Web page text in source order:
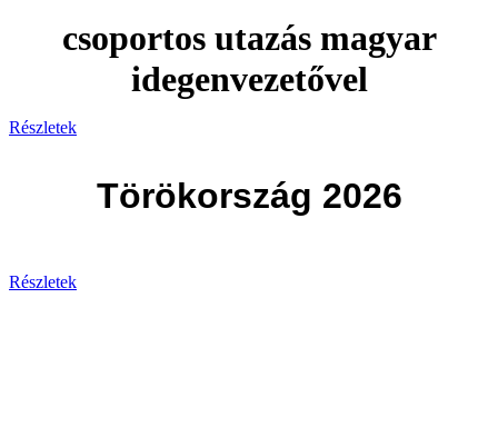
csoportos utazás magyar
idegenvezetővel
Részletek
Törökország 2026
Részletek